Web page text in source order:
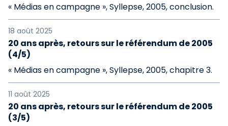
« Médias en campagne », Syllepse, 2005, conclusion.
18 août 2025
20 ans après, retours sur le référendum de 2005
(4/5)
« Médias en campagne », Syllepse, 2005, chapitre 3.
11 août 2025
20 ans après, retours sur le référendum de 2005
(3/5)